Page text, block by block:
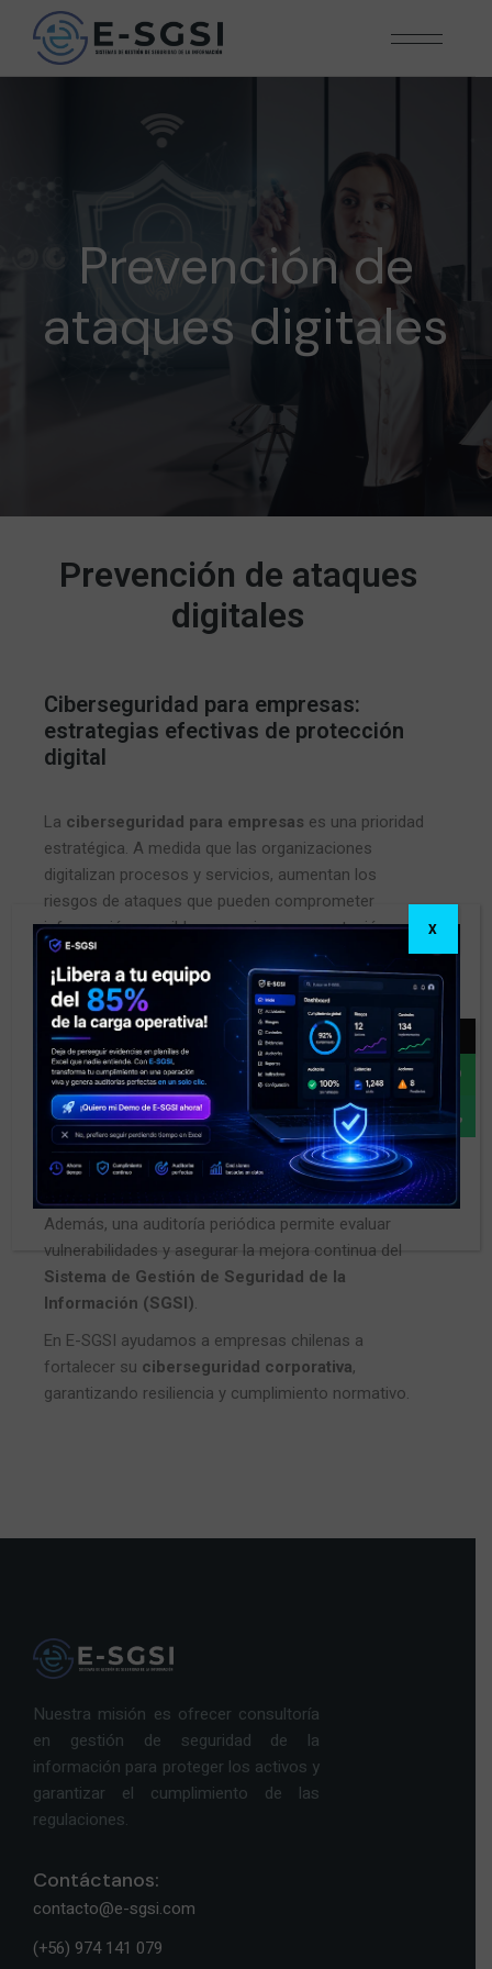
Prevención de
ataques digitales
Prevención de ataques
digitales
Ciberseguridad para empresas:
estrategias efectivas de protección
digital
La ciberseguridad para empresas es una prioridad
estratégica. A medida que las organizaciones
digitalizan procesos y servicios, aumentan los
riesgos de ataques que pueden comprometer
información sensible, operaciones y reputación.
Protegerse requiere una visión integral basada en la
gestión de riesgos, la formación del personal
y la
implementación de marcos internacionales como
laISO 27001
Entre las medidas clave se encuentran la
defensa
activa—un enfoque que combina monitoreo,
inteligencia y respuesta rápida ante amenazas— y la
creación de unacultura de seguridad
sólida en todos los niveles.
Además, una auditoría periódica permite evaluar
vulnerabilidades y asegurar la mejora continua del
Sistema de Gestión de Seguridad de la
Información (SGSI).
En E-SGSI ayudamos a empresas chilenas a
fortalecer su ciberseguridad corporativa,
garantizando resiliencia y cumplimiento normativo.
Nuestra misión es ofrecer consultoría
en gestión de seguridad de la
información para proteger los activos y
garantizar el cumplimiento de las
regulaciones.
Contáctanos:
contacto@e-sgsi.com
(+56) 974 141 079
X